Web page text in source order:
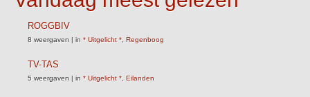
ROGGBIV
8 weergaven | in * Uitgelicht * Regenboog
TV-TAS
5 weergaven | in * Uitgelicht * Eilanden